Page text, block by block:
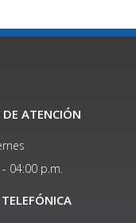
ATENCIÓN
04:00 p.m.